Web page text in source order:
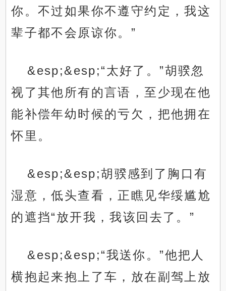
你。不过如果你不遵守约定，我这
辈子都不会原谅你。”
&esp;&esp;“太好了。”胡骙忽
视了其他所有的言语，至少现在他
能补偿年幼时候的亏欠，把他拥在
怀里。
&esp;&esp;胡骙感到了胸口有
湿意，低头查看，正瞧见华绥尴尬
的遮挡“放开我，我该回去了。”
&esp;&esp;“我送你。”他把人
横抱起来抱上了车，放在副驾上放